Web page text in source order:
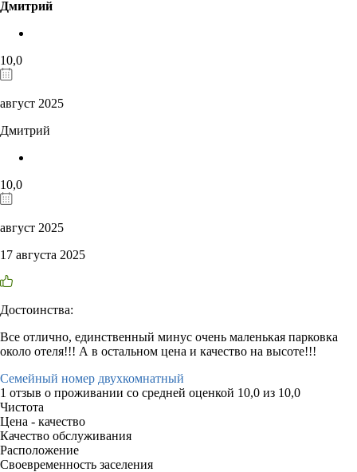
Дмитрий
10,0
август 2025
Дмитрий
10,0
август 2025
17 августа 2025
Достоинства:
Все отлично, единственный минус очень маленькая парковка
около отеля!!! А в остальном цена и качество на высоте!!!
Семейный номер двухкомнатный
1 отзыв о проживании со средней оценкой 10,0 из 10,0
Чистота
Цена - качество
Качество обслуживания
Расположение
Своевременность заселения